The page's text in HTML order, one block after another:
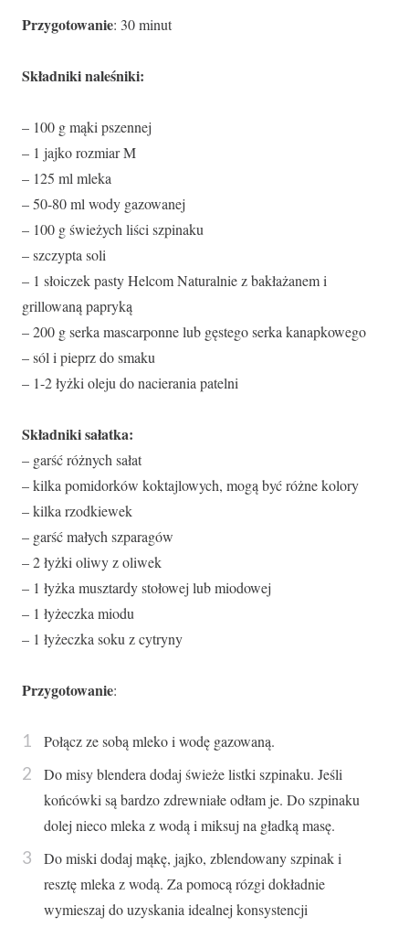
Przygotowanie: 30 minut
Składniki naleśniki:
– 100 g mąki pszennej
– 1 jajko rozmiar M
– 125 ml mleka
– 50-80 ml wody gazowanej
– 100 g świeżych liści szpinaku
– szczypta soli
– 1 słoiczek pasty Helcom Naturalnie z bakłażanem i
grillowaną papryką
– 200 g serka mascarponne lub gęstego serka kanapkowego
– sól i pieprz do smaku
– 1-2 łyżki oleju do nacierania patelni
Składniki sałatka:
– garść różnych sałat
– kilka pomidorków koktajlowych, mogą być różne kolory
– kilka rzodkiewek
– garść małych szparagów
– 2 łyżki oliwy z oliwek
– 1 łyżka musztardy stołowej lub miodowej
– 1 łyżeczka miodu
– 1 łyżeczka soku z cytryny
Przygotowanie:
Połącz ze sobą mleko i wodę gazowaną.
Do misy blendera dodaj świeże listki szpinaku. Jeśli
końcówki są bardzo zdrewniałe odłam je. Do szpinaku
dolej nieco mleka z wodą i miksuj na gładką masę.
Do miski dodaj mąkę, jajko, zblendowany szpinak i
resztę mleka z wodą. Za pomocą rózgi dokładnie
wymieszaj do uzyskania idealnej konsystencji